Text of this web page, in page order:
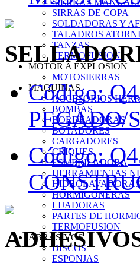
SIERRAS
SIRRAS DE COPA
SOLDADORAS Y
TALADROS
TANZAS
TERMOFUSION
MOTOR A EXPLOSION
MOTOSIERRAS
MAQUINAS
ACCESORIOS
BOMBAS
BORDEADORAS
BOTADORES
CARGADORES
CRIQUES
ESMERILADORA
HERRAMIENTAS
HIDROLAVADORAS
HORMIGONERAS
LIJADORAS
PARTES DE
TERMOFUSION
ABRASIVOS
DISCOS
ESPONJAS
Código:
PEGADO/
Código: